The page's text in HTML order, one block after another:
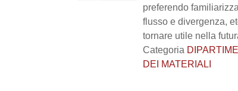
preferendo
flusso e divergenza,
tornare utile nella
Categoria
DEI MATERIALI